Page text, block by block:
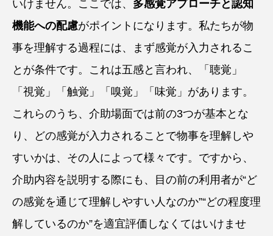
いけません。ここでは、 多感覚アプローチと認知
機能への配慮がポイントになります。私たちが物
事を理解する過程には、まず感覚が入力されるこ
とが条件です。これは五感と言われ、「聴覚」
「視覚」「触覚」「嗅覚」「味覚」があります。
これらのうち、介助場面では前の3つが基本とな
り、どの感覚が入力されることで物事を理解しや
すいかは、その人によって様々です。ですから、
介助内容を説明する際にも、目の前の利用者が“ど
の感覚を通じて理解しやすい人なのか”“どの程度理
解しているのか”を適宜評価しなくてはいけませ